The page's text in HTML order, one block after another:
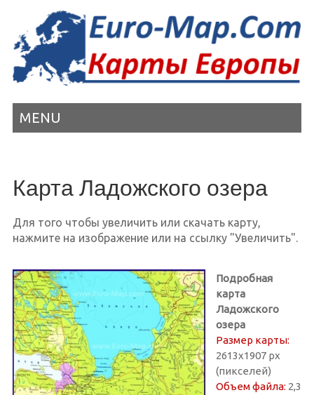
MENU
Карта Ладожского озера
Для того чтобы увеличить или скачать карту,
нажмите на изображение или на ссылку "Увеличить".
Подробная
карта
Ладожского
озера
Размер карты:
2613х1907 px
(пикселей)
Объем файла: 2,3